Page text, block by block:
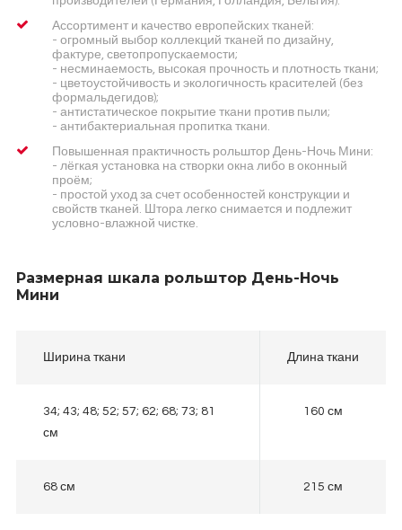
Ассортимент и качество европейских тканей:
- огромный выбор коллекций тканей по дизайну,
фактуре, светопропускаемости;
- несминаемость, высокая прочность и плотность ткани;
- цветоустойчивость и экологичность красителей (без
формальдегидов);
- антистатическое покрытие ткани против пыли;
- антибактериальная пропитка ткани.
Повышенная практичностьрольштор День-Ночь Мини:
- лёгкая установка на створки окна либо в оконный
проём;
- простой уход за счет особенностей конструкции и
свойств тканей. Штора легко снимается и подлежит
условно-влажной чистке.
Размерная шкала рольштор День-Ночь
Мини
Ширина ткани Длина ткани
34; 43; 48; 52; 57; 62; 68; 73; 81
см
160 см
68 см 215 см